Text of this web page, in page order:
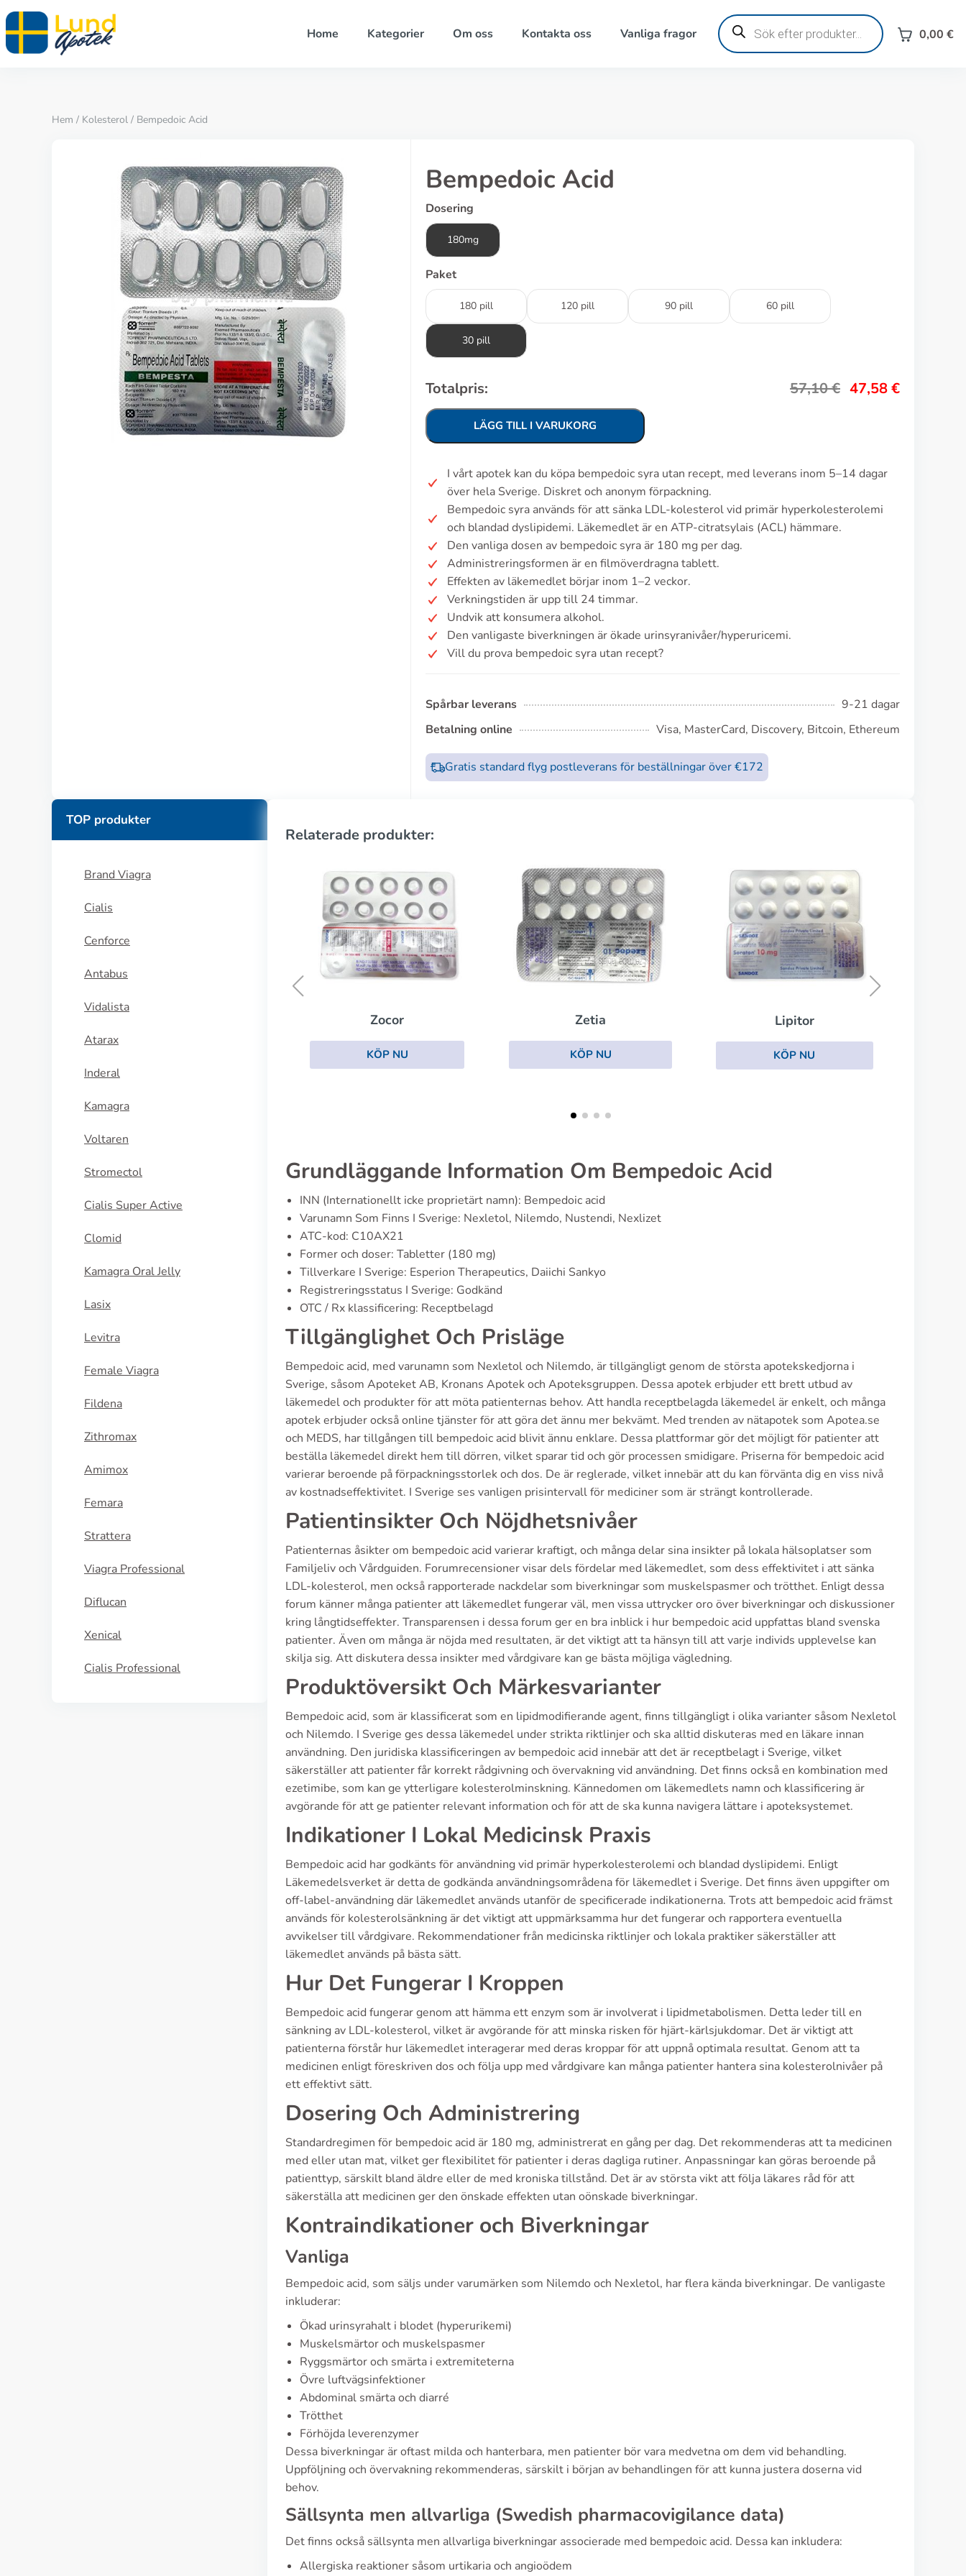
Home Kategorier Om oss Kontakta oss Vanliga fragor
Produktsökning
0,00 €
Hem / Kolesterol / Bempedoic Acid
Bempedoic Acid
Dosering
180mg
Paket
180 pill 120 pill 90 pill 60 pill
30 pill
Totalpris: 57,10€ 47,58€
LÄGG TILL I VARUKORG
I vårt apotek kan du köpa bempedoic syra utan recept, med leverans inom 5–14 dagar
över hela Sverige. Diskret och anonym förpackning.
Bempedoic syra används för att sänka LDL-kolesterol vid primär hyperkolesterolemi
och blandad dyslipidemi. Läkemedlet är en ATP-citratsylais (ACL) hämmare.
Den vanliga dosen av bempedoic syra är 180 mg per dag.
Administreringsformen är en filmöverdragna tablett.
Effekten av läkemedlet börjar inom 1–2 veckor.
Verkningstiden är upp till 24 timmar.
Undvik att konsumera alkohol.
Den vanligaste biverkningen är ökade urinsyranivåer/hyperuricemi.
Vill du prova bempedoic syra utan recept?
Spårbar leverans
9-21 dagar
Betalning online
Visa, MasterCard, Discovery, Bitcoin, Ethereum
Gratis standard flyg postleverans för beställningar över €172
TOP produkter
Brand Viagra
Cialis
Cenforce
Antabus
Vidalista
Atarax
Inderal
Kamagra
Voltaren
Stromectol
Cialis Super Active
Clomid
Kamagra Oral Jelly
Lasix
Levitra
Female Viagra
Fildena
Zithromax
Amimox
Femara
Strattera
Viagra Professional
Diflucan
Xenical
Cialis Professional
Relaterade produkter:
Zetia
KÖP NU
Lipitor
KÖP NU
Crestor
Grundläggande Information Om Bempedoic Acid
INN (Internationellt icke proprietärt namn): Bempedoic acid
Varunamn Som Finns I Sverige: Nexletol, Nilemdo, Nustendi, Nexlizet
ATC-kod: C10AX21
Former och doser: Tabletter (180 mg)
Tillverkare I Sverige: Esperion Therapeutics, Daiichi Sankyo
Registreringsstatus I Sverige: Godkänd
OTC / Rx klassificering: Receptbelagd
Tillgänglighet Och Prisläge
Bempedoic acid, med varunamn som Nexletol och Nilemdo, är tillgängligt genom de största apotekskedjorna i
Sverige, såsom Apoteket AB, Kronans Apotek och Apoteksgruppen. Dessa apotek erbjuder ett brett utbud av
läkemedel och produkter för att möta patienternas behov. Att handla receptbelagda läkemedel är enkelt, och många
apotek erbjuder också online tjänster för att göra det ännu mer bekvämt. Med trenden av nätapotek som Apotea.se
och MEDS, har tillgången till bempedoic acid blivit ännu enklare. Dessa plattformar gör det möjligt för patienter att
beställa läkemedel direkt hem till dörren, vilket sparar tid och gör processen smidigare. Priserna för bempedoic acid
varierar beroende på förpackningsstorlek och dos. De är reglerade, vilket innebär att du kan förvänta dig en viss nivå
av kostnadseffektivitet. I Sverige ses vanligen prisintervall för mediciner som är strängt kontrollerade.
Patientinsikter Och Nöjdhetsnivåer
Patienternas åsikter om bempedoic acid varierar kraftigt, och många delar sina insikter på lokala hälsoplatser som
Familjeliv och Vårdguiden. Forumrecensioner visar dels fördelar med läkemedlet, som dess effektivitet i att sänka
LDL-kolesterol, men också rapporterade nackdelar som biverkningar som muskelspasmer och trötthet. Enligt dessa
forum känner många patienter att läkemedlet fungerar väl, men vissa uttrycker oro över biverkningar och diskussioner
kring långtidseffekter. Transparensen i dessa forum ger en bra inblick i hur bempedoic acid uppfattas bland svenska
patienter. Även om många är nöjda med resultaten, är det viktigt att ta hänsyn till att varje individs upplevelse kan
skilja sig. Att diskutera dessa insikter med vårdgivare kan ge bästa möjliga vägledning.
Produktöversikt Och Märkesvarianter
Bempedoic acid, som är klassificerat som en lipidmodifierande agent, finns tillgängligt i olika varianter såsom Nexletol
och Nilemdo. I Sverige ges dessa läkemedel under strikta riktlinjer och ska alltid diskuteras med en läkare innan
användning. Den juridiska klassificeringen av bempedoic acid innebär att det är receptbelagt i Sverige, vilket
säkerställer att patienter får korrekt rådgivning och övervakning vid användning. Det finns också en kombination med
ezetimibe, som kan ge ytterligare kolesterolminskning. Kännedomen om läkemedlets namn och klassificering är
avgörande för att ge patienter relevant information och för att de ska kunna navigera lättare i apoteksystemet.
Indikationer I Lokal Medicinsk Praxis
Bempedoic acid har godkänts för användning vid primär hyperkolesterolemi och blandad dyslipidemi. Enligt
Läkemedelsverket är detta de godkända användningsområdena för läkemedlet i Sverige. Det finns även uppgifter om
off-label-användning där läkemedlet används utanför de specificerade indikationerna. Trots att bempedoic acid främst
används för kolesterolsänkning är det viktigt att uppmärksamma hur det fungerar och rapportera eventuella
avvikelser till vårdgivare. Rekommendationer från medicinska riktlinjer och lokala praktiker säkerställer att
läkemedlet används på bästa sätt.
Hur Det Fungerar I Kroppen
Bempedoic acid fungerar genom att hämma ett enzym som är involverat i lipidmetabolismen. Detta leder till en
sänkning av LDL-kolesterol, vilket är avgörande för att minska risken för hjärt-kärlsjukdomar. Det är viktigt att
patienterna förstår hur läkemedlet interagerar med deras kroppar för att uppnå optimala resultat. Genom att ta
medicinen enligt föreskriven dos och följa upp med vårdgivare kan många patienter hantera sina kolesterolnivåer på
ett effektivt sätt.
Dosering Och Administrering
Standardregimen för bempedoic acid är 180 mg, administrerat en gång per dag. Det rekommenderas att ta medicinen
med eller utan mat, vilket ger flexibilitet för patienter i deras dagliga rutiner. Anpassningar kan göras beroende på
patienttyp, särskilt bland äldre eller de med kroniska tillstånd. Det är av största vikt att följa läkares råd för att
säkerställa att medicinen ger den önskade effekten utan oönskade biverkningar.
Kontraindikationer och Biverkningar
Vanliga
Bempedoic acid, som säljs under varumärken som Nilemdo och Nexletol, har flera kända biverkningar. De vanligaste
inkluderar:
Ökad urinsyrahalt i blodet (hyperurikemi)
Muskelsmärtor och muskelspasmer
Ryggsmärtor och smärta i extremiteterna
Övre luftvägsinfektioner
Abdominal smärta och diarré
Trötthet
Förhöjda leverenzymer
Dessa biverkningar är oftast milda och hanterbara, men patienter bör vara medvetna om dem vid behandling.
Uppföljning och övervakning rekommenderas, särskilt i början av behandlingen för att kunna justera doserna vid
behov.
Sällsynta men allvarliga (Swedish pharmacovigilance data)
Det finns också sällsynta men allvarliga biverkningar associerade med bempedoic acid. Dessa kan inkludera:
Allergiska reaktioner såsom urtikaria och angioödem